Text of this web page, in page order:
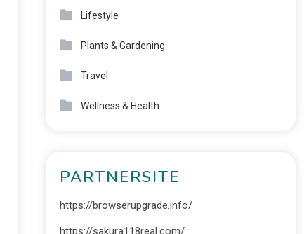
Lifestyle
Plants & Gardening
Travel
Wellness & Health
PARTNERSITE
https://browserupgrade.info/
https://sakura118real.com/